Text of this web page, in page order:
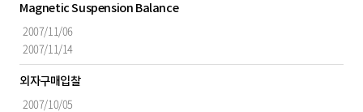
성
Magnetic Suspension Balance
2007/11/06
2007/11/14
외자구매입찰
2007/10/05